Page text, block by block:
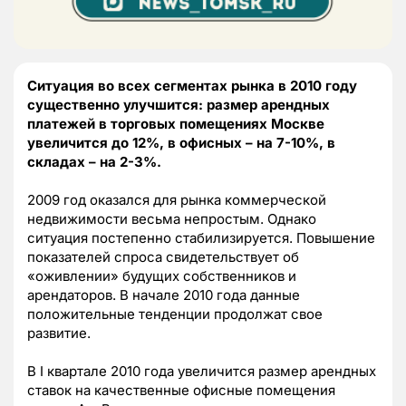
Ситуация во всех сегментах рынка в 2010 году
существенно улучшится: размер арендных
платежей в торговых помещениях Москве
увеличится до 12%, в офисных – на 7-10%, в
складах – на 2-3%.
2009 год оказался для рынка коммерческой
недвижимости весьма непростым. Однако
ситуация постепенно стабилизируется. Повышение
показателей спроса свидетельствует об
«оживлении» будущих собственников и
арендаторов. В начале 2010 года данные
положительные тенденции продолжат свое
развитие.
В I квартале 2010 года увеличится размер арендных
ставок на качественные офисные помещения